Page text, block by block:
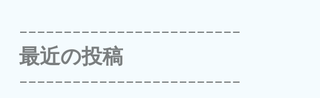
-------------------------
最近の投稿
-------------------------